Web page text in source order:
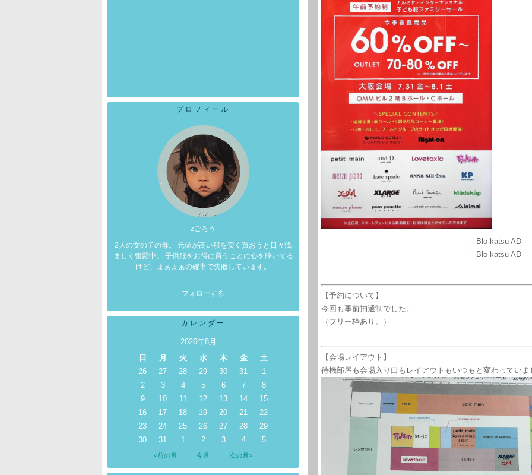
プロフィール
zごろう
2人の女の子の母。 元値が高い服を安く買おうと日々浅
ましく奮闘中。 子供服をお得に買うことに心を砕いてる
けど、まぁまぁの確率で失敗しています。
フォローする
カレンダー
2026年8月
日
月 火 水 木 金
土
26
27 28 29 30 31
1
2
3 4 5 6 7
8
9
10 11 12 13 14
15
16
17 18 19 20 21
22
23
24 25 26 27 28
29
30
31 1 2 3 4 5
<前の月 今月 次の月>
----Blo-katsu AD----
----Blo-katsu AD----
【予約について】
今回も事前抽選制でした。
（フリー枠あり。）
【会場レイアウト】
待機部屋も会場入り口もレイアウトもいつもと変わっていま